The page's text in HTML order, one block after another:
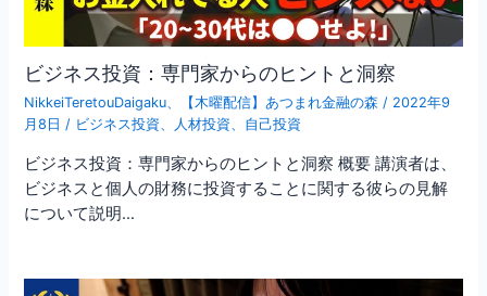
ビジネス投資：専門家からのヒントと洞察
NikkeiTeretouDaigaku、 【木曜配信】あつまれ金融の森 / 2022年9
月8日 / ビジネス投資、 人材投資、 自己投資
ビジネス投資：専門家からのヒントと洞察 概要 講演者は、
ビジネスと個人の財務に投資することに関する彼らの見解
について説明…